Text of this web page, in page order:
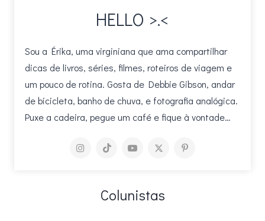
HELLO >.<
Sou a Érika, uma virginiana que ama compartilhar
dicas de livros, séries, filmes, roteiros de viagem e
um pouco de rotina. Gosta de Debbie Gibson, andar
de bicicleta, banho de chuva, e fotografia analógica.
Puxe a cadeira, pegue um café e fique à vontade…
Colunistas